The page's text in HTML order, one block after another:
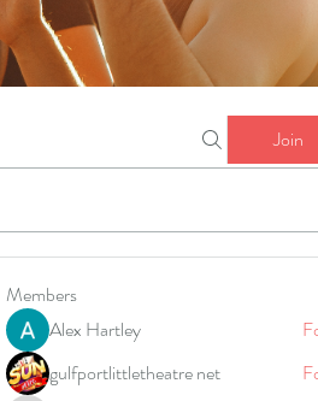
Join
Members
Alex Hartley
gulfportlittletheatre net